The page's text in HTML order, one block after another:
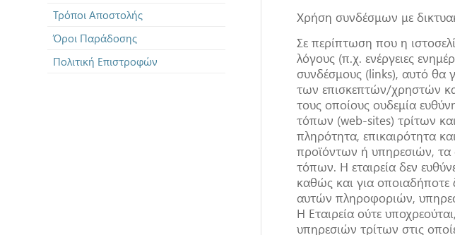
Χρήση συνδέσμων με
Σε περίπτωση που η
λόγους (π.χ. ενέργειες
συνδέσμους (links), αυτό θα
των επισκεπτών/χρηστών
τους οποίους ουδεμία
τόπων (web-sites) τρίτων και
πληρότητα, επικαιρότητα
προϊόντων ή υπηρεσιών,
τόπων. Η εταιρεία δεν
καθώς και για
αυτών πληροφοριών,
Η Εταιρεία ούτε
υπηρεσιών τρίτων στις
Τρόποι Αποστολής
Όροι Παράδοσης
Πολιτική Επιστροφών